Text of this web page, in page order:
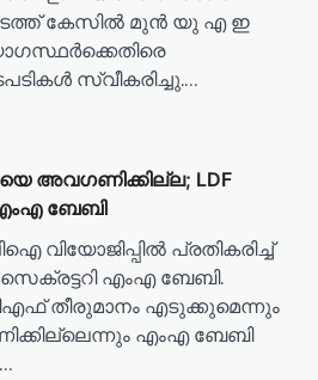
കേസിൽ മുൻ യു എ ഇ
സ്വീകരിച്ചു.…
അവഗണിക്കില്ല; LDF
ബേബി
വിയോജിപ്പിൽ പ്രതികരിച്ച്
എംഎ ബേബി.
തീരുമാനം എടുക്കുമെന്നും
എംഎ ബേബി